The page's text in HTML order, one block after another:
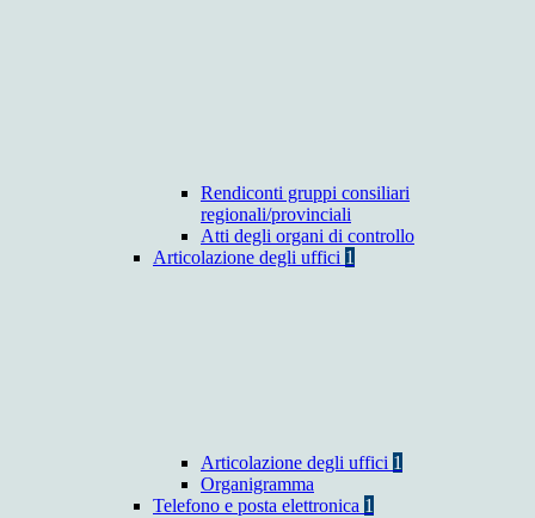
Rendiconti gruppi consiliari
regionali/provinciali
Atti degli organi di controllo
Articolazione degli uffici 1
Articolazione degli uffici 1
Organigramma
Telefono e posta elettronica 1